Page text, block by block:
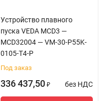
Устройство плавного
пуска VEDA MCD3 —
MCD32004 — VM-30-P55K-
0105-T4-P
Под заказ
336 437,50 ₽ без НДС